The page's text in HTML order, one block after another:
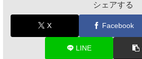
シェアする
X Facebook
LINE